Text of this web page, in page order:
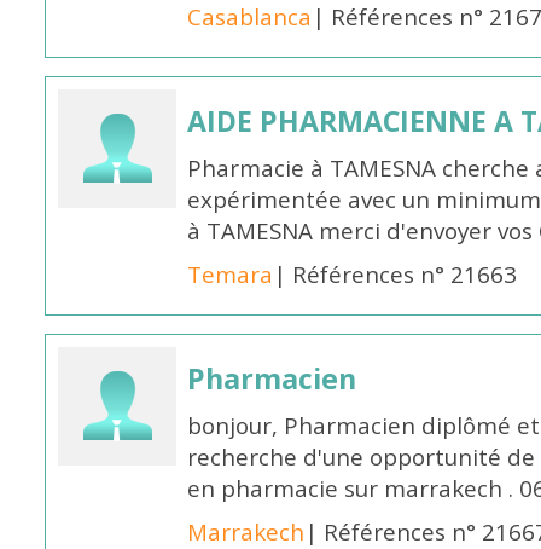
Casablanca | Références n°
AIDE PHARMACIENNE A
Pharmacie à TAMESNA
expérimentée avec un
à TAMESNA merci d'envoyer
Temara | Références n° 21663
Pharmacien
bonjour, Pharmacien diplômé
recherche d'une opportunité
en pharmacie sur marrakech .
Marrakech | Références n°